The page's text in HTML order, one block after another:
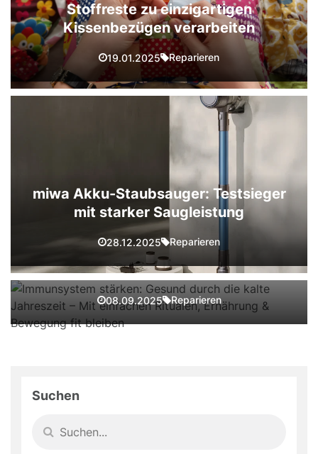
Stoffreste zu einzigartigen
Kissenbezügen verarbeiten
19.01.2025 Reparieren
miwa Akku-Staubsauger: Testsieger
mit starker Saugleistung
28.12.2025 Reparieren
Immunsystem stärken: Gesund durch
die kalte Jahreszeit – Mit einfachen
Ritualen, Ernährung & Bewegung fit
bleiben
08.09.2025 Reparieren
Suchen